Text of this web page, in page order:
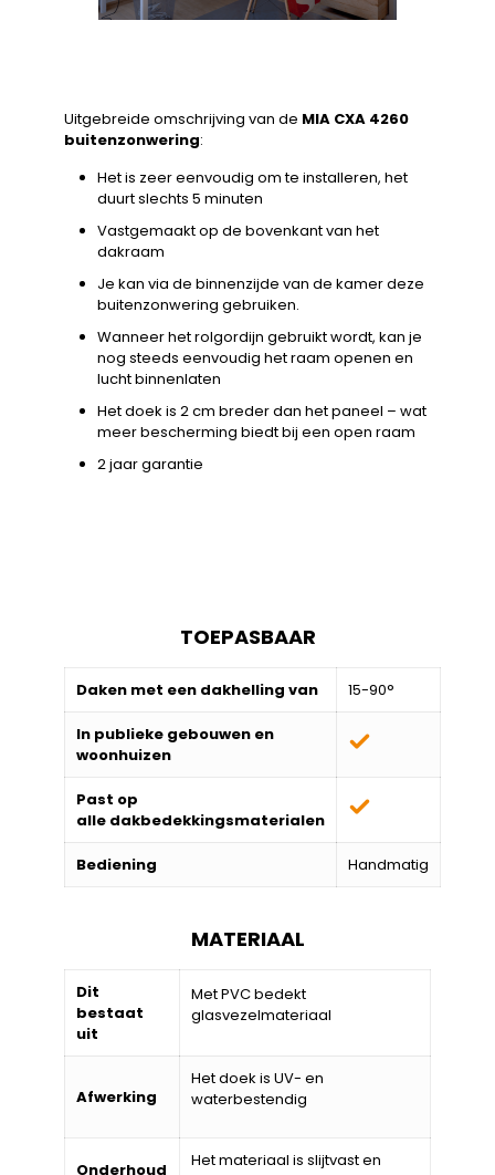
Uitgebreide omschrijving van de MIA CXA 4260
buitenzonwering:
Het is zeer eenvoudig om te installeren, het
duurt slechts 5 minuten
Vastgemaakt op de bovenkant van het
dakraam
Je kan via de binnenzijde van de kamer deze
buitenzonwering gebruiken.
Wanneer het rolgordijn gebruikt wordt, kan je
nog steeds eenvoudig het raam openen en
lucht binnenlaten
Het doek is 2 cm breder dan het paneel – wat
meer bescherming biedt bij een open raam
2 jaar garantie
TOEPASBAAR
Daken met een dakhelling van 15-90°
In publieke gebouwen en
woonhuizen
Past op
alle dakbedekkingsmaterialen
Bediening Handmatig
MATERIAAL
Dit
bestaat
uit
Met PVC bedekt
glasvezelmateriaal
Afwerking
Het doek is UV- en
waterbestendig
Onderhoud
Het materiaal is slijtvast en